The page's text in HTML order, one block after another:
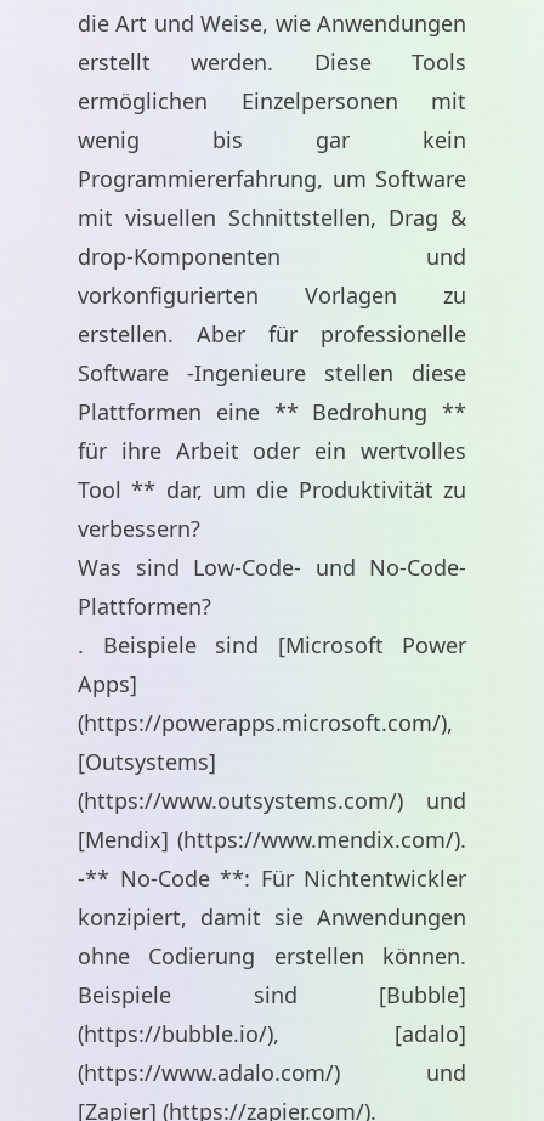
die Art und Weise, wie Anwendungen
erstellt werden. Diese Tools
ermöglichen Einzelpersonen mit
wenig bis gar kein
Programmiererfahrung, um Software
mit visuellen Schnittstellen, Drag &
drop-Komponenten und
vorkonfigurierten Vorlagen zu
erstellen. Aber für professionelle
Software -Ingenieure stellen diese
Plattformen eine ** Bedrohung **
für ihre Arbeit oder ein wertvolles
Tool ** dar, um die Produktivität zu
verbessern?
Was sind Low-Code- und No-Code-
Plattformen?
. Beispiele sind [Microsoft Power
Apps]
(https://powerapps.microsoft.com/),
[Outsystems]
(https://www.outsystems.com/) und
[Mendix] (https://www.mendix.com/).
-** No-Code **: Für Nichtentwickler
konzipiert, damit sie Anwendungen
ohne Codierung erstellen können.
Beispiele sind [Bubble]
(https://bubble.io/), [adalo]
(https://www.adalo.com/) und
[Zapier] (https://zapier.com/).